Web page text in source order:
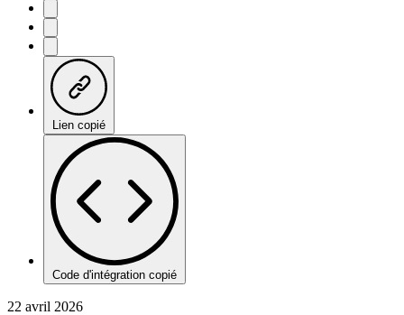
Lien copié
Code d'intégration copié
22 avril 2026